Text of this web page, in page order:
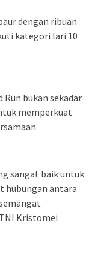
dengan ribuan
kategori lari 10
bukan sekadar
memperkuat
sangat baik untuk
hubungan antara
Kristomei